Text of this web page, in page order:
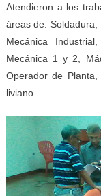
Atendieron a los
áreas de: Soldadura,
Mecánica
Mecánica 1 y 2,
Operador de
liviano.